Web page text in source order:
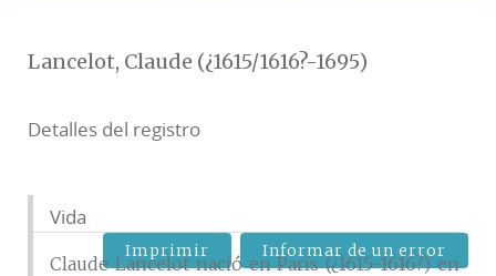
Lancelot, Claude (¿1615/1616?-1695)
Detalles del registro
Vida
Claude Lancelot nació en París (¿1615-1616?) en
Imprimir Informar de un error